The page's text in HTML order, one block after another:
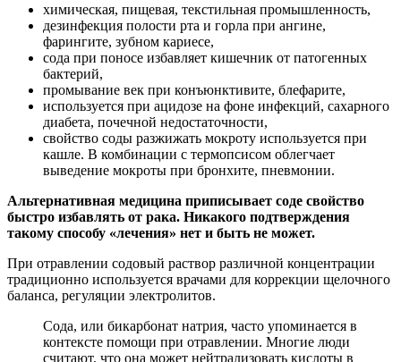
химическая, пищевая, текстильная промышленность,
дезинфекция полости рта и горла при ангине,
фарингите, зубном кариесе,
сода при поносе избавляет кишечник от патогенных
бактерий,
промывание век при конъюнктивите, блефарите,
используется при ацидозе на фоне инфекций, сахарного
диабета, почечной недостаточности,
свойство соды разжижать мокроту используется при
кашле. В комбинации с термопсисом облегчает
выведение мокроты при бронхите, пневмонии.
Альтернативная медицина приписывает соде свойство
быстро избавлять от рака. Никакого подтверждения
такому способу «лечения» нет и быть не может.
При отравлении содовый раствор различной концентрации
традиционно используется врачами для коррекции щелочного
баланса, регуляции электролитов.
Сода, или бикарбонат натрия, часто упоминается в
контексте помощи при отравлении. Многие люди
считают, что она может нейтрализовать кислоты в